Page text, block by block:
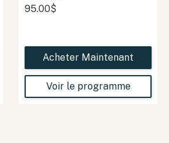
95.00$
Acheter Maintenant
Voir le programme